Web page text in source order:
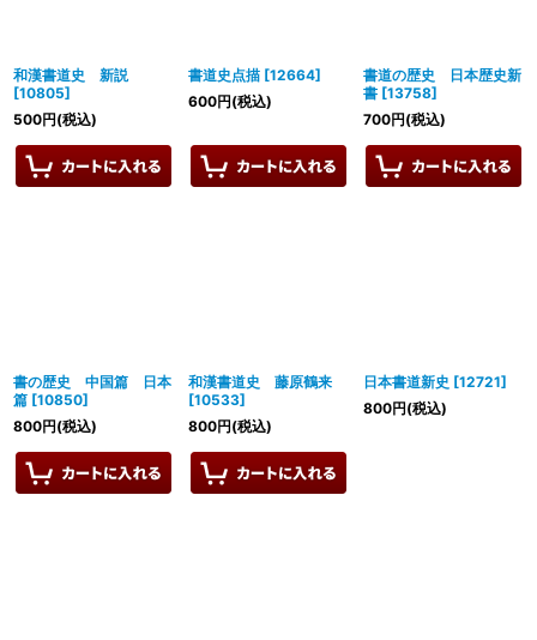
和漢書道史 新説
[10805]
500円(税込)
書道史点描 [12664]
600円(税込)
書道の歴史 日本歴史新
書 [13758]
700円(税込)
書の歴史 中国篇 日本
篇 [10850]
800円(税込)
和漢書道史 藤原鶴来
[10533]
800円(税込)
日本書道新史 [12721]
800円(税込)